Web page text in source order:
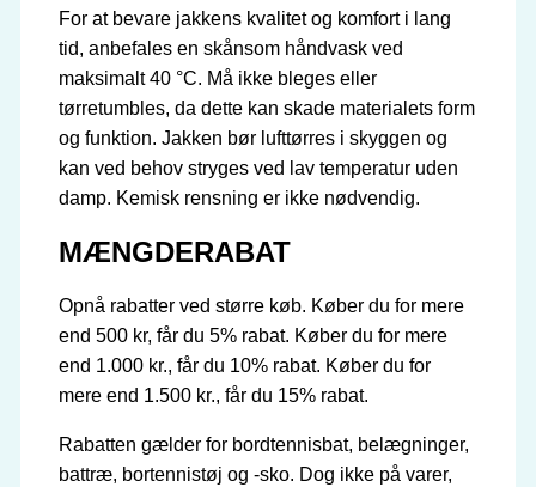
For at bevare jakkens kvalitet og komfort i lang
tid, anbefales en skånsom håndvask ved
maksimalt 40 °C. Må ikke bleges eller
tørretumbles, da dette kan skade materialets form
og funktion. Jakken bør lufttørres i skyggen og
kan ved behov stryges ved lav temperatur uden
damp. Kemisk rensning er ikke nødvendig.
MÆNGDERABAT
Opnå rabatter ved større køb. Køber du for mere
end 500 kr, får du 5% rabat. Køber du for mere
end 1.000 kr., får du 10% rabat. Køber du for
mere end 1.500 kr., får du 15% rabat.
Rabatten gælder for bordtennisbat, belægninger,
battræ, bortennistøj og -sko. Dog ikke på varer,